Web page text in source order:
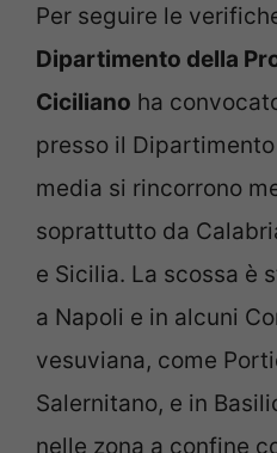
Per seguire le
Dipartimento della
Ciciliano ha
presso il Dipartimento
media si rincorrono
soprattutto da
e Sicilia. La scossa è
a Napoli e in alcuni
vesuviana, come
Salernitano, e in
nelle zona a confine